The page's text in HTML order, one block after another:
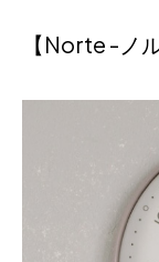
【Norte -ノ